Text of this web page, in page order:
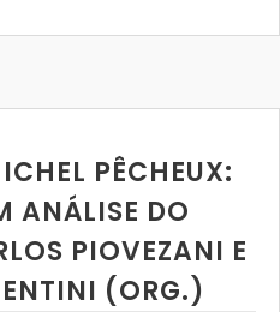
PÊCHEUX:
ANÁLISE DO
PIOVEZANI E
(ORG.)